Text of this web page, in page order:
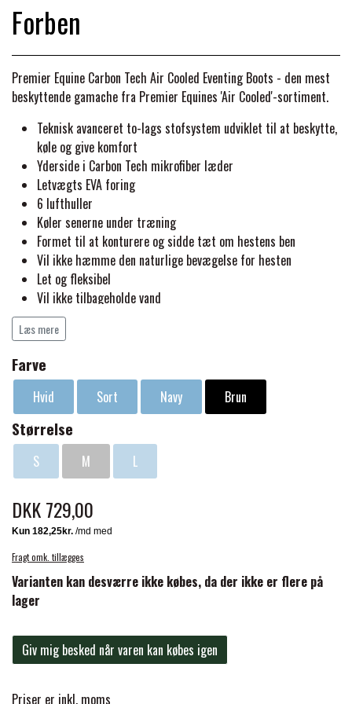
TERAPI PRODUKTER
STRØMPER
HUER & HALSTØRKLÆDER
GAVEARTIKLER VOKSNE
BØRN & JUNIOR
HESTEBOLCHER & TREATS
TILSKUD & VITAMINER
STALD & FOLD
SKO & SMEDEVÆRKTØJ
SKO & VÆRKTØJ
VOGNE & TILBEHØR
PONYTRAV
MONTÉ
PREMIER EQUINE LINERS & DÆKKEN
PREMIER EQUINE WALKER & RIDEDÆKKEN
PREMIER EQUINE INSEKTBESKYTTELSE
PREMIER EQUINE MAGNET & INFRARØD
TERAPI
PREMIER EQUINE GRIMER & TRÆKTOV
PREMIER EQUINE TRENSE & TILBEHØR
PREMIER EQUINE SADLER
PREMIER EQUINE SADEL TILBEHØR
PREMIER EQUINE SADELUNDERLAG
PREMIER EQUINE TRANSPORT
CARR & DAY & MARTIN
CUSTOM
DELTACAST
EMIN
FENWICK LIQUID TITANIUM®
FORAN EQUINE
HAPPY MOUTH
JACKS
KÄLLQUIST EQUESTIAN
Forben
Premier Equine Carbon Tech Air Cooled Eventing Boots - den mest
beskyttende gamache fra Premier Equines 'Air Cooled'-sortiment.
Teknisk avanceret to-lags stofsystem udviklet til at beskytte,
køle og give komfort
Yderside i Carbon Tech mikrofiber læder
Letvægts EVA foring
6 lufthuller
Køler senerne under træning
Formet til at konturere og sidde tæt om hestens ben
Vil ikke hæmme den naturlige bevægelse for hesten
Let og fleksibel
Vil ikke tilbageholde vand
Maksimal beskyttelse
Sikker pasform
Sælges i par
Pakket i en genanvendelig opbevaringstaske med lynlås
Læs mere
Farve
Hvid Sort Navy Brun
Størrelse
S M L
DKK 729,00
Fragt omk. tillægges
Varianten kan desværre ikke købes, da der ikke er flere på
lager
Giv mig besked når varen kan købes igen
Priser er inkl. moms